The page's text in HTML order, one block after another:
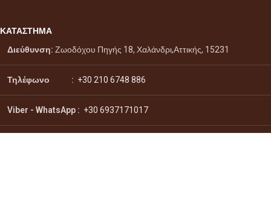
ΚΑΤΑΣΤΗΜΑ
Διεύθυνση: Ζωοδόχου Πηγής 18, Χαλάνδρι,Αττικής, 15231
Τηλέφωνο : +30 210 6748 886
Viber - WhatsApp : +30 6937171017